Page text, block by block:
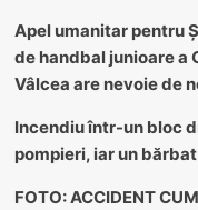
Apel umanitar pentru
de handbal junioare a
Vâlcea are nevoie de
Incendiu într-un bloc
pompieri, iar un
FOTO: ACCIDENT